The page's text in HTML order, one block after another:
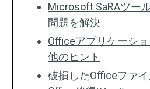
Microsoft SaRAツー
問題を解決
Officeアプリケーシ
他のヒント
破損したOfficeファ